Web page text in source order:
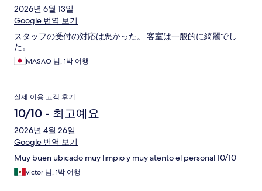
2026년 6월 13일
Google 번역 보기
スタッフの受付の対応は悪かった。 客室は一般的に綺麗でし
た。
MASAO 님, 1박 여행
실제 이용 고객 후기
10/10 - 최고예요
2026년 4월 26일
Google 번역 보기
Muy buen ubicado muy limpio y muy atento el personal 10/10
victor 님, 1박 여행